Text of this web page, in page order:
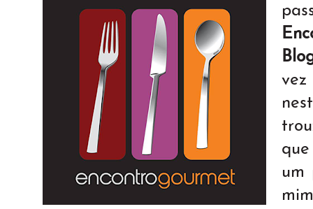
um